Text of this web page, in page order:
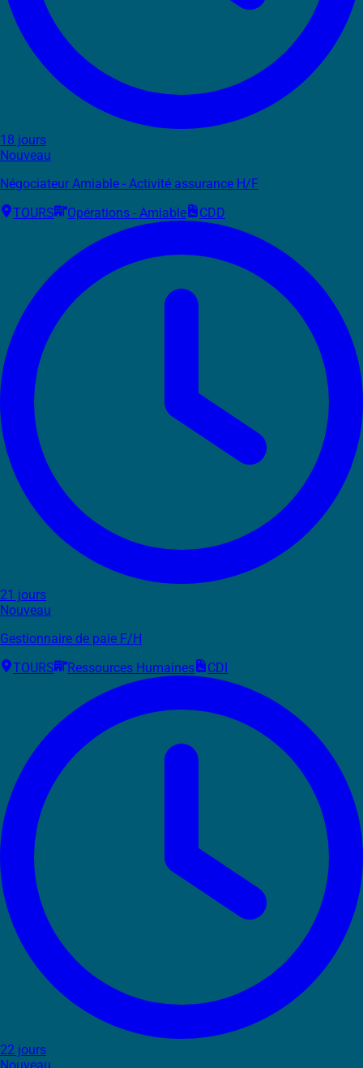
18 jours
Nouveau
Négociateur Amiable - Activité assurance H/F
TOURS
Opérations - Amiable CDD
21 jours
Nouveau
Gestionnaire de paie F/H
TOURS
Ressources Humaines CDI
22 jours